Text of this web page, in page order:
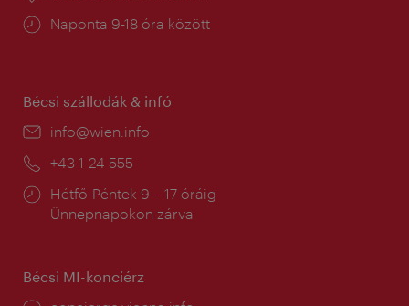
Nyitva
Naponta 9-18 óra között
Bécsi szállodák & infó
E-
info@wien.info
Telefon:
+43-1-24 555
Nyitva
tartás:
Hétfő-Péntek 9 – 17 óráig
Ünnepnapokon zárva
Bécsi MI-konciérz